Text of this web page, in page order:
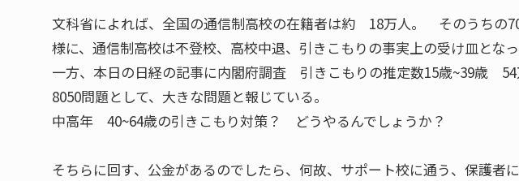
文科省によれば、全国の通信制高校の在籍者は約 18万人。 そのうちの
様に、通信制高校は不登校、高校中退、引きこもりの事実上の受け皿となっ
一方、本日の日経の記事に内閣府調査 引きこもりの推定数15歳~39歳
8050問題として、大きな問題と報じている。
中高年 40~64歳の引きこもり対策？ どうやるんでしょうか？
そちらに回す、公金があるのでしたら、何故、サポート校に通う、保護者